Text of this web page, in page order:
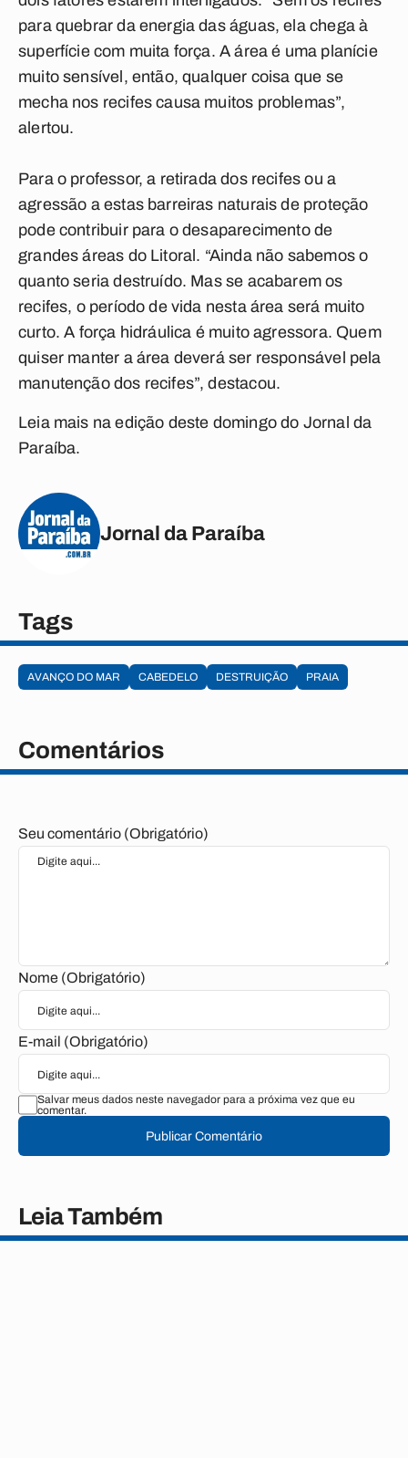
para quebrar da energia das águas, ela chega à
superfície com muita força. A área é uma planície
muito sensível, então, qualquer coisa que se
mecha nos recifes causa muitos problemas”,
alertou.
Para o professor, a retirada dos recifes ou a
agressão a estas barreiras naturais de proteção
pode contribuir para o desaparecimento de
grandes áreas do Litoral. “Ainda não sabemos o
quanto seria destruído. Mas se acabarem os
recifes, o período de vida nesta área será muito
curto. A força hidráulica é muito agressora. Quem
quiser manter a área deverá ser responsável pela
manutenção dos recifes”, destacou.
Leia mais na edição deste domingo do Jornal da
Paraíba.
Jornal da Paraíba
Tags
AVANÇO DO MAR CABEDELO DESTRUIÇÃO PRAIA
Comentários
Seu comentário (Obrigatório)
Nome (Obrigatório)
E-mail (Obrigatório)
Salvar meus dados neste navegador para a próxima vez que eu
comentar.
Publicar Comentário
Leia Também